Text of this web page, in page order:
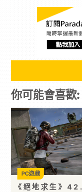
你可能會喜歡:
《絕地求生》
PC遊戲